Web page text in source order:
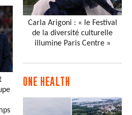
Carla Arigoni : « le Festival
de la diversité culturelle
illumine Paris Centre »
ONE HEALTH